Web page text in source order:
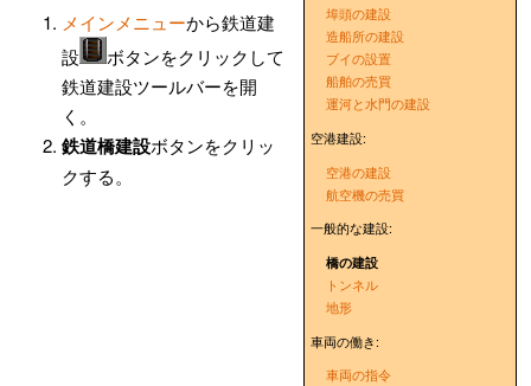
埠頭の建設
造船所の建設
ブイの設置
船舶の売買
運河と水門の建設
空港建設:
空港の建設
航空機の売買
一般的な建設:
橋の建設
トンネル
地形
車両の働き:
車両の指令
メインメニューから鉄道建
設
ボタンをクリックして
鉄道建設ツールバーを開
く。
鉄道橋建設ボタンをクリッ
クする。